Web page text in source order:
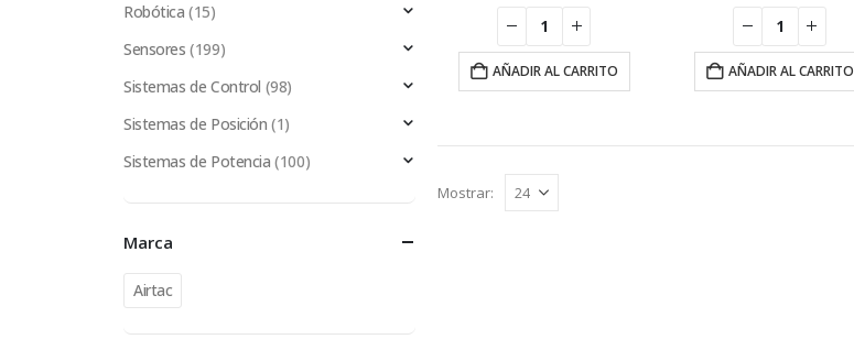
AÑADIR AL CARRITO AÑADIR AL CARRITO
Mostrar:
Robótica (15)
Sensores (199)
Sistemas de Control (98)
Sistemas de Posición (1)
Sistemas de Potencia (100)
Marca
Airtac